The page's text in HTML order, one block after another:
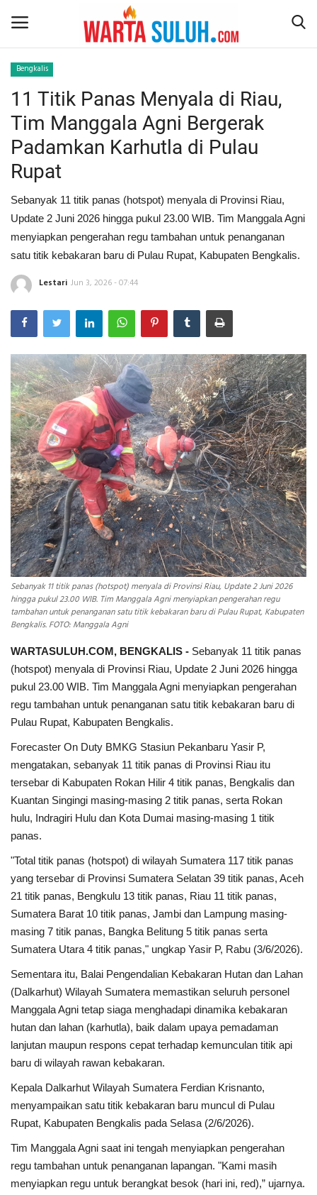
Home
NEWS
JAZIRAH RIAU
POLITIK
EKSBIS
PSPS PEKANBARU
LIFESTYLE
INDEKS
HEALTHY
Bengkalis
11 Titik Panas Menyala di Riau,
Tim Manggala Agni Bergerak
Padamkan Karhutla di Pulau
Rupat
Sebanyak 11 titik panas (hotspot) menyala di Provinsi Riau,
Update 2 Juni 2026 hingga pukul 23.00 WIB. Tim Manggala Agni
menyiapkan pengerahan regu tambahan untuk penanganan
satu titik kebakaran baru di Pulau Rupat, Kabupaten Bengkalis.
Lestari Jun 3, 2026 - 07:44
Sebanyak 11 titik panas (hotspot) menyala di Provinsi Riau, Update 2 Juni 2026
hingga pukul 23.00 WIB. Tim Manggala Agni menyiapkan pengerahan regu
tambahan untuk penanganan satu titik kebakaran baru di Pulau Rupat, Kabupaten
Bengkalis. FOTO: Manggala Agni
WARTASULUH.COM, BENGKALIS - Sebanyak 11 titik panas
(hotspot) menyala di Provinsi Riau, Update 2 Juni 2026 hingga
pukul 23.00 WIB. Tim Manggala Agni menyiapkan pengerahan
regu tambahan untuk penanganan satu titik kebakaran baru di
Pulau Rupat, Kabupaten Bengkalis.
Forecaster On Duty BMKG Stasiun Pekanbaru Yasir P,
mengatakan, sebanyak 11 titik panas di Provinsi Riau itu
tersebar di Kabupaten Rokan Hilir 4 titik panas, Bengkalis dan
Kuantan Singingi masing-masing 2 titik panas, serta Rokan
hulu, Indragiri Hulu dan Kota Dumai masing-masing 1 titik
panas.
"Total titik panas (hotspot) di wilayah Sumatera 117 titik panas
yang tersebar di Provinsi Sumatera Selatan 39 titik panas, Aceh
21 titik panas, Bengkulu 13 titik panas, Riau 11 titik panas,
Sumatera Barat 10 titik panas, Jambi dan Lampung masing-
masing 7 titik panas, Bangka Belitung 5 titik panas serta
Sumatera Utara 4 titik panas," ungkap Yasir P, Rabu (3/6/2026).
Sementara itu, Balai Pengendalian Kebakaran Hutan dan Lahan
(Dalkarhut) Wilayah Sumatera memastikan seluruh personel
Manggala Agni tetap siaga menghadapi dinamika kebakaran
hutan dan lahan (karhutla), baik dalam upaya pemadaman
lanjutan maupun respons cepat terhadap kemunculan titik api
baru di wilayah rawan kebakaran.
Kepala Dalkarhut Wilayah Sumatera Ferdian Krisnanto,
menyampaikan satu titik kebakaran baru muncul di Pulau
Rupat, Kabupaten Bengkalis pada Selasa (2/6/2026).
Tim Manggala Agni saat ini tengah menyiapkan pengerahan
regu tambahan untuk penanganan lapangan. "Kami masih
menyiapkan regu untuk berangkat besok (hari ini, red),” ujarnya.